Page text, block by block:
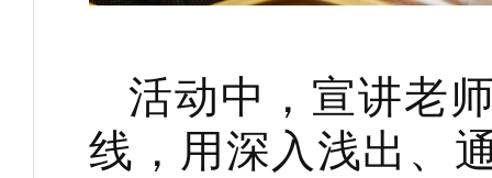
活动中，宣讲老
线，用深入浅出、